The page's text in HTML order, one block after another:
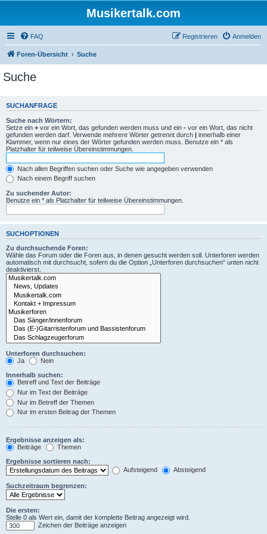
Musikertalk.com
FAQ Anmelden
Registrieren
Foren-Übersicht Suche
Suche
SUCHANFRAGE
Suche nach Wörtern:
Setze ein + vor ein Wort, das gefunden werden muss und ein - vor ein Wort, das nicht
gefunden werden darf. Verwende mehrere Wörter getrennt durch | innerhalb einer
Klammer, wenn nur eines der Wörter gefunden werden muss. Benutze ein * als
Platzhalter für teilweise Übereinstimmungen.
Nach allen Begriffen suchen oder Suche wie angegeben verwenden
Nach einem Begriff suchen
Zu suchender Autor:
Benutze ein * als Platzhalter für teilweise Übereinstimmungen.
SUCHOPTIONEN
Zu durchsuchende Foren:
Wähle das Forum oder die Foren aus, in denen gesucht werden soll. Unterforen werden
automatisch mit durchsucht, sofern du die Option „Unterforen durchsuchen“ unten nicht
deaktivierst.
Unterforen durchsuchen:
Ja
Nein
Innerhalb suchen:
Betreff und Text der Beiträge
Nur im Text der Beiträge
Nur im Betreff der Themen
Nur im ersten Beitrag der Themen
Ergebnisse anzeigen als:
Beiträge
Themen
Ergebnisse sortieren nach:
Aufsteigend
Absteigend
Suchzeitraum begrenzen:
Die ersten:
Stelle 0 als Wert ein, damit der komplette Beitrag angezeigt wird.
Zeichen der Beiträge anzeigen